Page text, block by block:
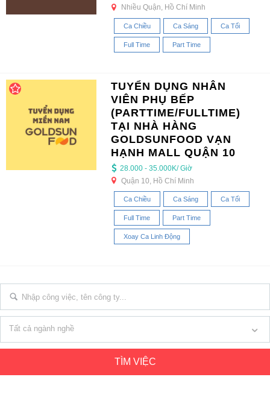
Nhiều Quận, Hồ Chí Minh
Ca Chiều Ca Sáng Ca Tối
Full Time Part Time
TUYỂN DỤNG NHÂN
VIÊN PHỤ BẾP
(PARTTIME/FULLTIME)
TẠI NHÀ HÀNG
GOLDSUNFOOD VẠN
HẠNH MALL QUẬN 10
28.000 - 35.000K/ Giờ
Quận 10, Hồ Chí Minh
Ca Chiều Ca Sáng Ca Tối
Full Time Part Time
Xoay Ca Linh Động
Tất cả ngành nghề